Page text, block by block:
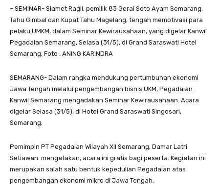
– SEMINAR- Slamet Ragil, pemilik 83 Gerai Soto Ayam Semarang,
Tahu Gimbal dan Kupat Tahu Magelang, tengah memotivasi para
pelaku UMKM, dalam Seminar Kewirausahaan, yang digelar Kanwil
Pegadaian Semarang, Selasa (31/5), di Grand Saraswati Hotel
Semarang. Foto : ANING KARINDRA
SEMARANG- Dalam rangka mendukung pertumbuhan ekonomi
Jawa Tengah melalui pengembangan bisnis UKM, Pegadaian
Kanwil Semarang mengadakan Seminar Kewirausahaan. Acara
digelar Selasa (31/5), di Hotel Grand Saraswati Singosari,
Semarang.
Pemimpin PT Pegadaian Wilayah XII Semarang, Damar Latri
Setiawan mengatakan, acara ini gratis bagi peserta. Kegiatan ini
merupakan salah satu bentuk kepedulian Pegadaian atas
pengembangan ekonomi mikro di Jawa Tengah.